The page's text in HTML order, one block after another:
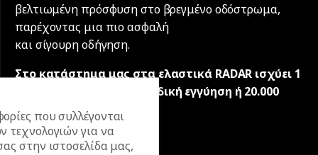
βελτιωμένη πρόσφυση στο βρεγμένο οδόστρωμα,
παρέχοντας μια πιο ασφαλή
και σίγουρη οδήγηση.
Στο κατάστημα μας στα ελαστικά RADAR ισχύει 1
χρόνος γραπτή πανελλαδική εγγύηση ή 20.000
χλµ.που συλλέγονται
τεχνολογιών για να
στην ιστοσελίδα μας,